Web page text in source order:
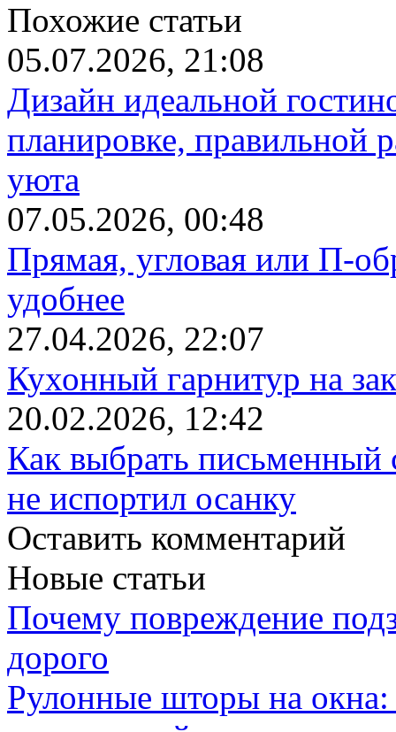
Похожие статьи
05.07.2026, 21:08
Дизайн идеальной
планировке, правильной
уюта
07.05.2026, 00:48
Прямая, угловая или П-
удобнее
27.04.2026, 22:07
Кухонный гарнитур на
20.02.2026, 12:42
Как выбрать письменный
не испортил осанку
Оставить комментарий
Новые статьи
Почему повреждение
дорого
Рулонные шторы на